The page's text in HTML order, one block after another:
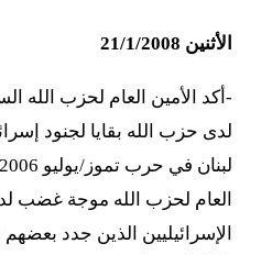
الأثنين 21/1/2008
-أكد الأمين العام لحزب الله
لدى حزب الله بقايا لجنود
العام لحزب الله موجة غضب
الإسرائيليين الذين جدد بعضهم